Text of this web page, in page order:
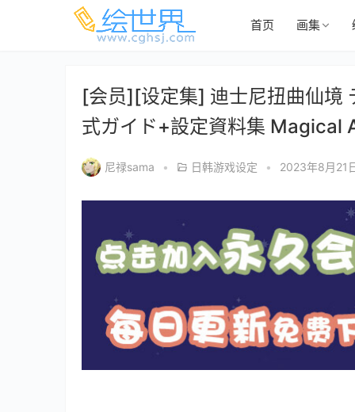
首页 画集
[会员][设定集] 迪士尼扭曲仙境
式ガイド+設定資料集
尼禄sama • 日韩游戏设定 • 2023年8月21